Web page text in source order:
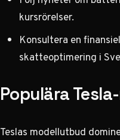
kursrörelser.
Konsultera en
skatteoptimering i
Populära
Teslas modellutbud